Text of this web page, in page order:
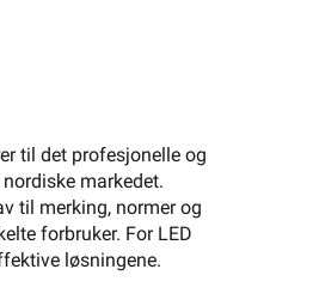
til det profesjonelle og
markedet.
til merking, normer og
forbruker. For LED
løsningene.